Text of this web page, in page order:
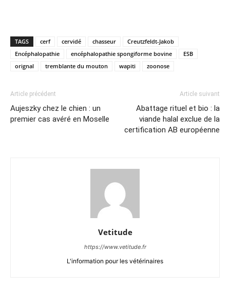
TAGS cerf cervidé chasseur
Creutzfeldt-Jakob
Encéphalopathie
encéphalopathie spongiforme bovine
ESB
orignal
tremblante du mouton wapiti zoonose
Article précédent
Aujeszky chez le chien : un
premier cas avéré en Moselle
Article suivant
Abattage rituel et bio : la
viande halal exclue de la
certification AB européenne
Vetitude
https://www.vetitude.fr
L'information pour les vétérinaires